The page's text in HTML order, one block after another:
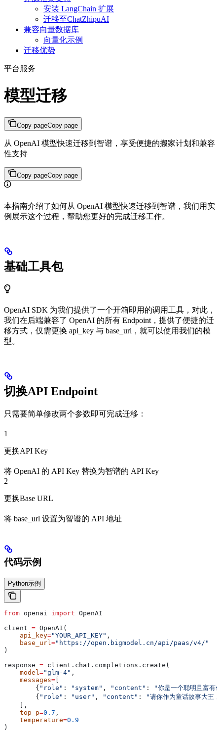
安装 LangChain 扩展
迁移至ChatZhipuAI
兼容向量数据库
向量化示例
迁移优势
平台服务
模型迁移
Copy pageCopy page
从 OpenAI 模型快速迁移到智谱，享受便捷的搬家计划和兼容
性支持
Copy pageCopy page
本指南介绍了如何从 OpenAI 模型快速迁移到智谱，我们用实
例展示这个过程，帮助您更好的完成迁移工作。
基础工具包
OpenAI SDK 为我们提供了一个开箱即用的调用工具，对此，
我们在后端兼容了 OpenAI 的所有 Endpoint，提供了便捷的迁
移方式，仅需更换 api_key 与 base_url，就可以使用我们的模
型。
切换API Endpoint
只需要简单修改两个参数即可完成迁移：
1
更换API Key
将 OpenAI 的 API Key 替换为智谱的 API Key
2
更换Base URL
将 base_url 设置为智谱的 API 地址
代码示例
Python示例
from openai import OpenAI
client = OpenAI(
    api_key
="YOUR_API_KEY" ,
    base_url
="https://open.bigmodel.cn/api/paas/v4/"
)
response = client.chat.completions.create(
    model
="glm-4" ,
    messages
=
        {
"role" : "system" , "content" :
"你是一个聪明且富有
        {
"role" : "user" , "content" :
"请你作为童话故事大王
    ],
    top_p
=0.7 ,
    temperature
=0.9
)